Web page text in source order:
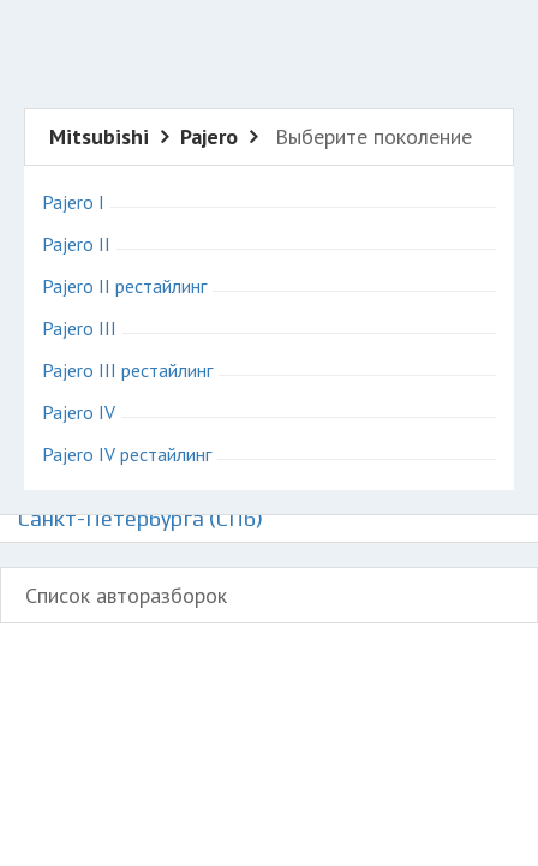
Mitsubishi Pajero Выберите поколение
Pajero I
Pajero II
Pajero II рестайлинг
Pajero III
Pajero III рестайлинг
Pajero IV
Pajero IV рестайлинг
Санкт-Петербурга (СПб)
Список авторазборок